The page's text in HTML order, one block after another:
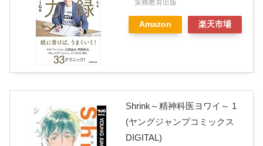
実務教育出版
Amazon 楽天市場
Shrink～精神科医ヨワイ～ 1
(ヤングジャンプコミックス
DIGITAL)